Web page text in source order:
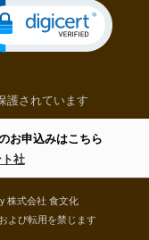
護されています
お申込みはこちら
社
株式会社 食文化
よび転用を禁じます